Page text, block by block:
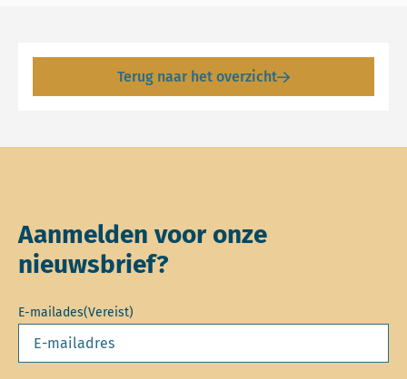
Terug naar het overzicht
Aanmelden voor onze
nieuwsbrief?
E-mailades(Vereist)